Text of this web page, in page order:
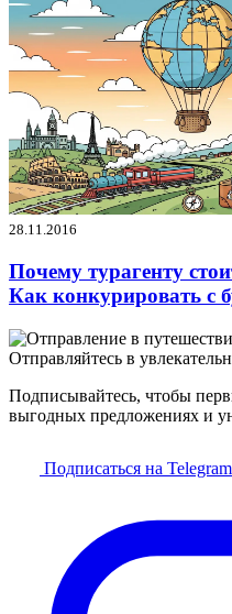
28.11.2016
Почему турагенту
Как конкурировать с
Отправляйтесь в
Подписывайтесь, чтобы
выгодных предложениях и
Подписаться на Telegram